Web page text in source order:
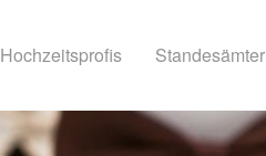
Hochzeitsprofis Standesämter